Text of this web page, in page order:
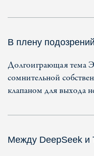
В плену подозрений
Долгоиграющая тема
сомнительной
клапаном для выхода
Между DeepSeek и